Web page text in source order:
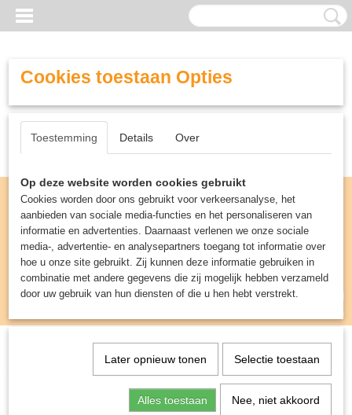
Inloggen Registreren
UW WINKELWAGEN
(0)
Spellen & Puzzels> Eko - Bordspel
Cookies toestaan Opties
Toestemming Details Over
Op deze website worden cookies gebruikt
Cookies worden door ons gebruikt voor verkeersanalyse, het
aanbieden van sociale media-functies en het personaliseren van
informatie en advertenties. Daarnaast verlenen we onze sociale
media-, advertentie- en analysepartners toegang tot informatie over
hoe u onze site gebruikt. Zij kunnen deze informatie gebruiken in
combinatie met andere gegevens die zij mogelijk hebben verzameld
door uw gebruik van hun diensten of die u hen hebt verstrekt.
Later opnieuw tonen Selectie toestaan
Alles toestaan Nee, niet akkoord